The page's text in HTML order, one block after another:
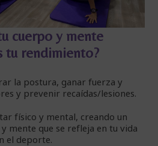
cuerpo y mente
tu rendimiento?
la postura, ganar fuerza y
y prevenir recaídas/lesiones.
físico y mental, creando un
mente que se refleja en tu vida
el deporte.